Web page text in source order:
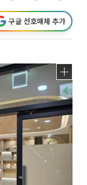
구글 선호매체 추가